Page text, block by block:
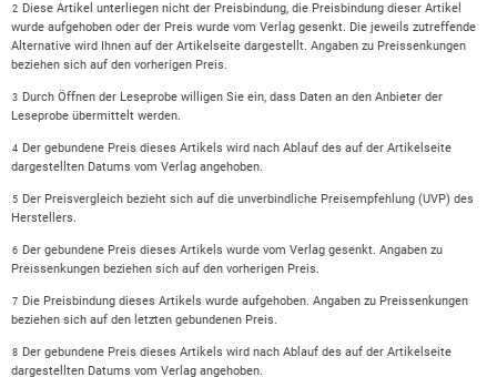
2
Diese Artikel unterliegen nicht der Preisbindung, die Preisbindung dieser Artikel
wurde aufgehoben oder der Preis wurde vom Verlag gesenkt. Die jeweils zutreffende
Alternative wird Ihnen auf der Artikelseite dargestellt. Angaben zu Preissenkungen
beziehen sich auf den vorherigen Preis.
3
Durch Öffnen der Leseprobe willigen Sie ein, dass Daten an den Anbieter der
Leseprobe übermittelt werden.
4
Der gebundene Preis dieses Artikels wird nach Ablauf des auf der Artikelseite
dargestellten Datums vom Verlag angehoben.
5
Der Preisvergleich bezieht sich auf die unverbindliche Preisempfehlung (UVP) des
Herstellers.
6
Der gebundene Preis dieses Artikels wurde vom Verlag gesenkt. Angaben zu
Preissenkungen beziehen sich auf den vorherigen Preis.
7
Die Preisbindung dieses Artikels wurde aufgehoben. Angaben zu Preissenkungen
beziehen sich auf den letzten gebundenen Preis.
8
Der gebundene Preis dieses Artikels wird nach Ablauf des auf der Artikelseite
dargestellten Datums vom Verlag angehoben.